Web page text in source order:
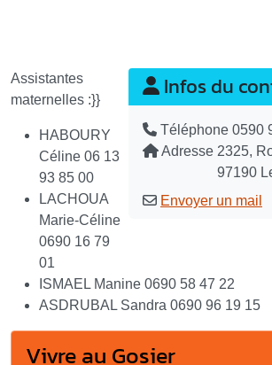
Infos du
Téléphone 0590
Adresse 2325,
97190
Envoyer un mail
Assistantes
maternelles :}}
HABOURY
Céline 06 13
93 85 00
LACHOUA
Marie-Céline
0690 16 79
01
ISMAEL Manine 0690 58 47 22
ASDRUBAL Sandra 0690 96 19 15
Vivre au Gosier